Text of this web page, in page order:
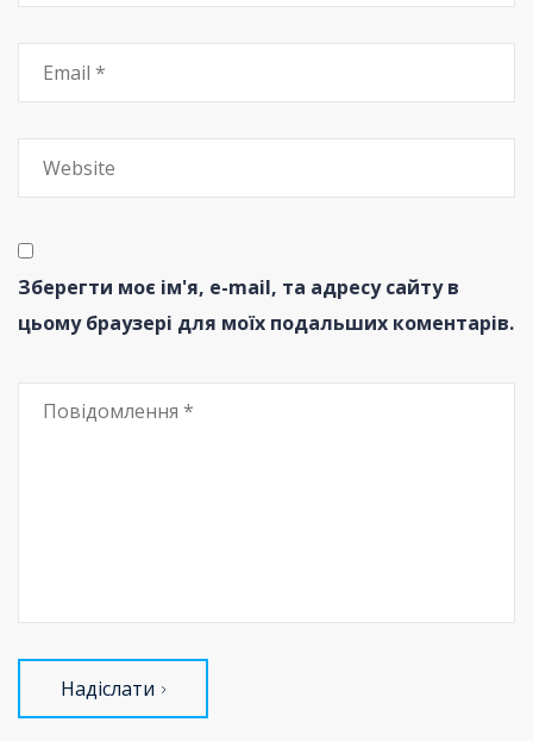
Зберегти моє ім'я, e-mail, та адресу сайту в
цьому браузері для моїх подальших коментарів.
Надіслати